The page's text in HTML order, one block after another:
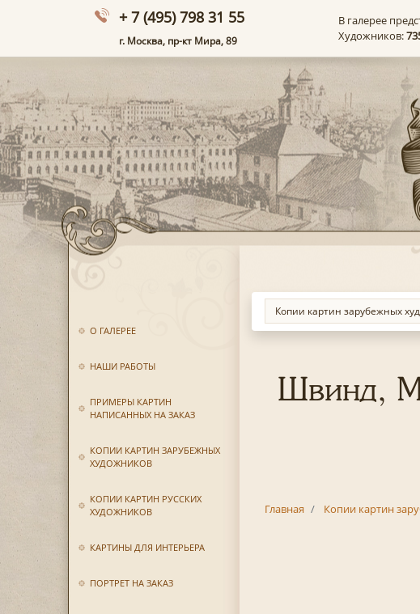
+ 7 (495) 798 31 55
г. Москва, пр-кт Мира, 89
В галерее
Художников:
О ГАЛЕРЕЕ
НАШИ РАБОТЫ
ПРИМЕРЫ КАРТИН
НАПИСАННЫХ НА ЗАКАЗ
КОПИИ КАРТИН ЗАРУБЕЖНЫХ
ХУДОЖНИКОВ
КОПИИ КАРТИН РУССКИХ
ХУДОЖНИКОВ
КАРТИНЫ ДЛЯ ИНТЕРЬЕРА
ПОРТРЕТ НА ЗАКАЗ
Швинд,
Главная Копии картин